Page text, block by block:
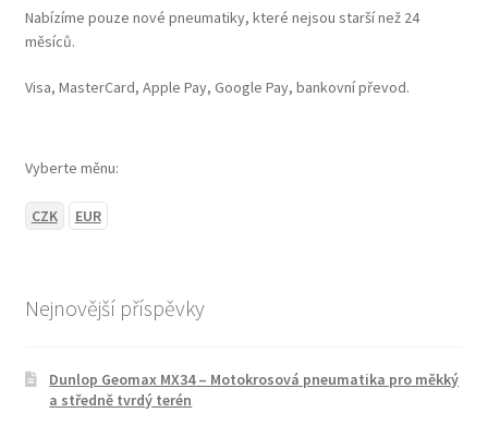
Nabízíme pouze nové pneumatiky, které nejsou starší než 24
měsíců.
Visa, MasterCard, Apple Pay, Google Pay, bankovní převod.
Vyberte měnu:
CZK EUR
Nejnovější příspěvky
Dunlop Geomax MX34 – Motokrosová pneumatika pro měkký
a středně tvrdý terén